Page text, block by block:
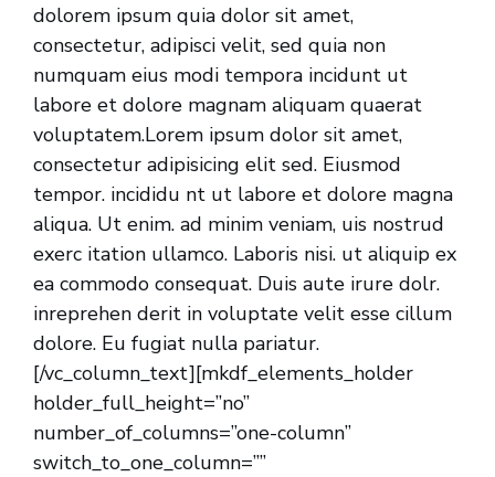
dolorem ipsum quia dolor sit amet,
consectetur, adipisci velit, sed quia non
numquam eius modi tempora incidunt ut
labore et dolore magnam aliquam quaerat
voluptatem.Lorem ipsum dolor sit amet,
consectetur adipisicing elit sed. Eiusmod
tempor. incididu nt ut labore et dolore magna
aliqua. Ut enim. ad minim veniam, uis nostrud
exerc itation ullamco. Laboris nisi. ut aliquip ex
ea commodo consequat. Duis aute irure dolr.
inreprehen derit in voluptate velit esse cillum
dolore. Eu fugiat nulla pariatur.
[/vc_column_text][mkdf_elements_holder
holder_full_height=”no”
number_of_columns=”one-column”
switch_to_one_column=””